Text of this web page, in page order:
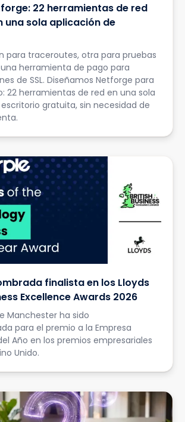
22 herramientas de red
una sola aplicación de
para traceroutes, otra para pruebas
herramienta de pago para
de SSL. Diseñamos Netforge para
22 herramientas de red en una sola
gratuita, sin necesidad de
finalista en los Lloyds
Excellence Awards 2026
Manchester ha sido
para el premio a la Empresa
Año en los premios empresariales
Unido.